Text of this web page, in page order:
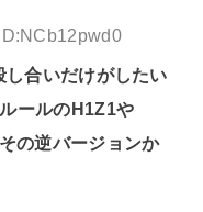
合いだけがしたい
ールのH1Z1や
の逆バージョンか